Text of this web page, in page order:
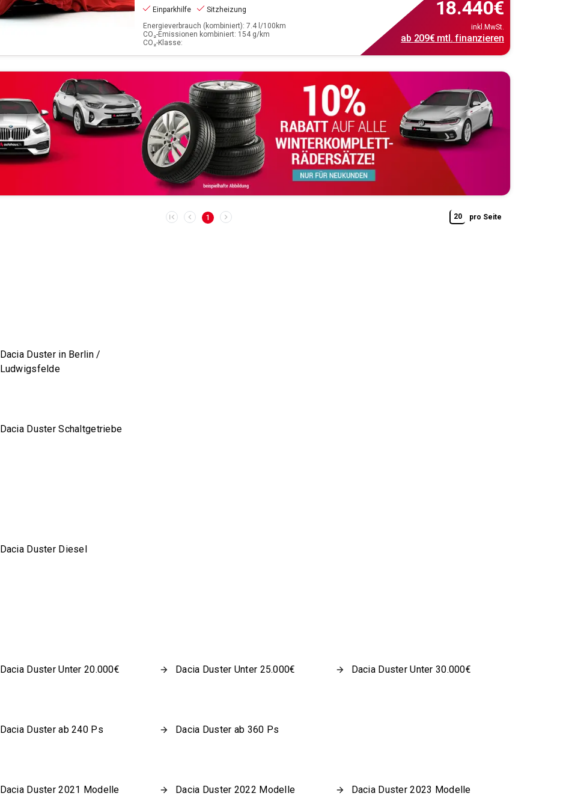
Einparkhilfe
Sitzheizung
Energieverbrauch (kombiniert): 7.4 l/100km
CO₂-Emissionen kombiniert: 154 g/km
CO₂-Klasse:
18.440€
inkl.MwSt.
ab 209€mtl. finanzieren
1 20 pro Seite
Dacia Duster in Berlin /
Ludwigsfelde
Dacia Duster Schaltgetriebe
Dacia Duster Diesel
Dacia Duster Unter 20.000€ Dacia Duster Unter 25.000€ Dacia Duster Unter 30.000€
Dacia Duster ab 240 Ps Dacia Duster ab 360 Ps
Dacia Duster 2021 Modelle Dacia Duster 2022 Modelle Dacia Duster 2023 Modelle